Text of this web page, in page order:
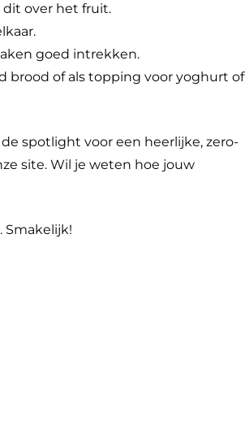
over het fruit.
goed intrekken.
brood of als topping voor yoghurt of
spotlight voor een heerlijke, zero-
site. Wil je weten hoe jouw
Smakelijk!